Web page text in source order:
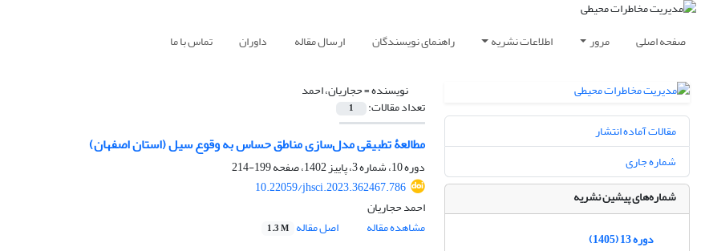
صفحه اصلی مرور اطلاعات نشریه راهنمای نویسندگان ارسال مقاله داوران تماس با ما
نویسنده =حجاریان، احمد
تعداد مقالات: 1
مطالعۀ تطبیقی مدل‌سازی مناطق حساس به وقوع سیل (استان اصفهان)
دوره 10، شماره 3، پاییز 1402، صفحه
199-214
10.22059/jhsci.2023.362467.786
احمد حجاریان
مشاهده مقاله
اصل مقاله 1.3 M
مقالات آماده انتشار
شماره جاری
شماره‌های پیشین نشریه
دوره 13 (1405)